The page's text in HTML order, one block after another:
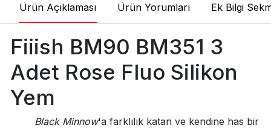
Ürün Açıklaması Ürün Yorumları Ek Bilgi
Fiiish BM90 BM351 3
Adet Rose Fluo Silikon
Yem
Black Minnow'a farklılık katan ve kendine has bir